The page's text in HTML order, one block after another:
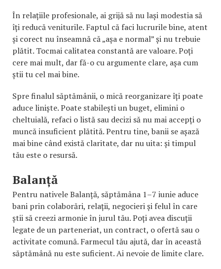
În relațiile profesionale, ai grijă să nu lași modestia să
îți reducă veniturile. Faptul că faci lucrurile bine, atent
și corect nu înseamnă că „așa e normal” și nu trebuie
plătit. Tocmai calitatea constantă are valoare. Poți
cere mai mult, dar fă-o cu argumente clare, așa cum
știi tu cel mai bine.
Spre finalul săptămânii, o mică reorganizare îți poate
aduce liniște. Poate stabilești un buget, elimini o
cheltuială, refaci o listă sau decizi să nu mai accepți o
muncă insuficient plătită. Pentru tine, banii se așază
mai bine când există claritate, dar nu uita: și timpul
tău este o resursă.
Balanță
Pentru nativele Balanță, săptămâna 1–7 iunie aduce
bani prin colaborări, relații, negocieri și felul în care
știi să creezi armonie în jurul tău. Poți avea discuții
legate de un parteneriat, un contract, o ofertă sau o
activitate comună. Farmecul tău ajută, dar în această
săptămână nu este suficient. Ai nevoie de limite clare.